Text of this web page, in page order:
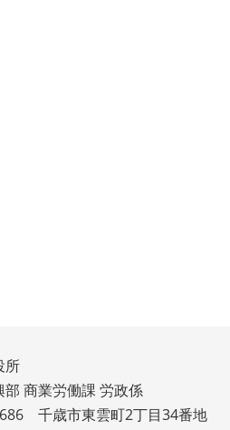
所
部 商業労働課 労政係
千歳市東雲町2丁目34番地